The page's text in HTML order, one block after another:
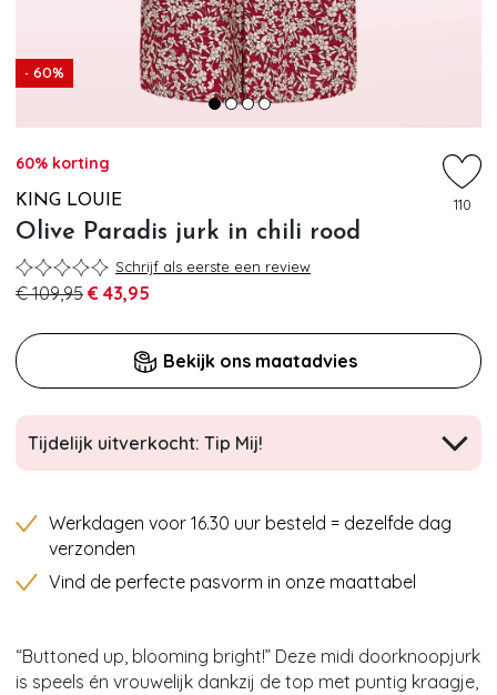
- 60%
60% korting
KING LOUIE
Olive Paradis jurk in chili rood
110
Schrijf als eerste een review
€ 109,95 € 43,95
Bekijk ons maatadvies
Tijdelijk uitverkocht: Tip Mij!
Werkdagen voor 16.30 uur besteld = dezelfde dag
verzonden
Vind de perfecte pasvorm in onze maattabel
“Buttoned up, blooming bright!” Deze midi doorknoopjurk
is speels én vrouwelijk dankzij de top met puntig kraagje,